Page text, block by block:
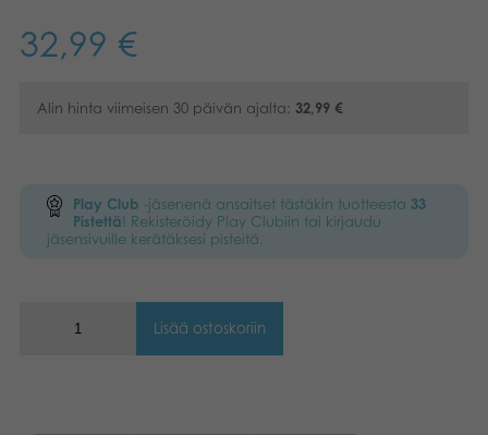
32,99 €
Alin hinta viimeisen 30 päivän ajalta: 32,99 €
Play Club -jäsenenä ansaitset tästäkin tuotteesta 33
Pistettä! Rekisteröidy Play Clubiin tai kirjaudu
jäsensivuille kerätäksesi pisteitä.
Lisää ostoskoriin